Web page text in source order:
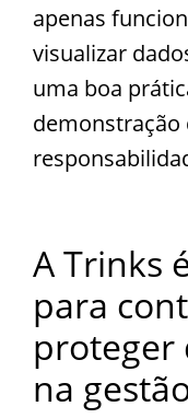
apenas
visualizar
uma boa
demonstração
A Trinks
para
proteger
na